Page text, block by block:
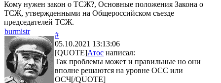
Кому нужен закон о ТСЖ?, Основные положения Закона о
ТСЖ, утвержденными на Общероссийском съезде
председателей ТСЖ.
burmistr
#
05.10.2021 13:13:06
[QUOTE]Атос написал:
Так проблемы может и правильные но они
вполне решаются на уровне ОСС или
ОСЧ[/QUOTE]